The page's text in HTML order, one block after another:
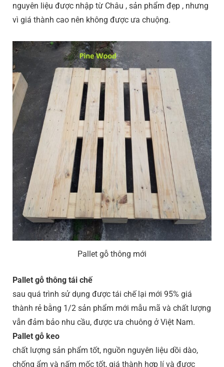
nguyên liệu được nhập từ Châu , sản phẩm đẹp , nhưng
vì giá thành cao nên không được ưa chuộng.
Pallet gỗ thông mới
Pallet gỗ thông tái chế
sau quá trình sử dụng được tái chế lại mới 95% giá
thành rẻ bằng 1/2 sản phẩm mới mẫu mã và chất lượng
vẫn đảm bảo nhu cầu, được ưa chuông ở Việt Nam.
Pallet gỗ keo
chất lượng sản phẩm tốt, nguồn nguyên liệu dồi dào,
chống ẩm và nấm mốc tốt, giá thành hợp lí và được